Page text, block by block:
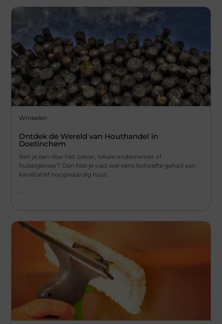
Winkelen
Ontdek de Wereld van Houthandel in
Doetinchem
Ben je een doe-het-zelver, lokale ondernemer of
huiseigenaar? Dan heb je vast wel eens behoefte gehad aan
kwalitatief hoogwaardig hout.